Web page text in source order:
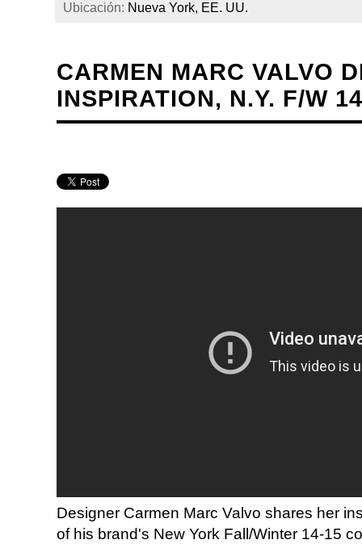
Ubicación: Nueva York, EE. UU.
CARMEN MARC VALVO
INSPIRATION, N.Y. F/W
Designer Carmen Marc Valvo shares her
of his brand's New York Fall/Winter 14-15